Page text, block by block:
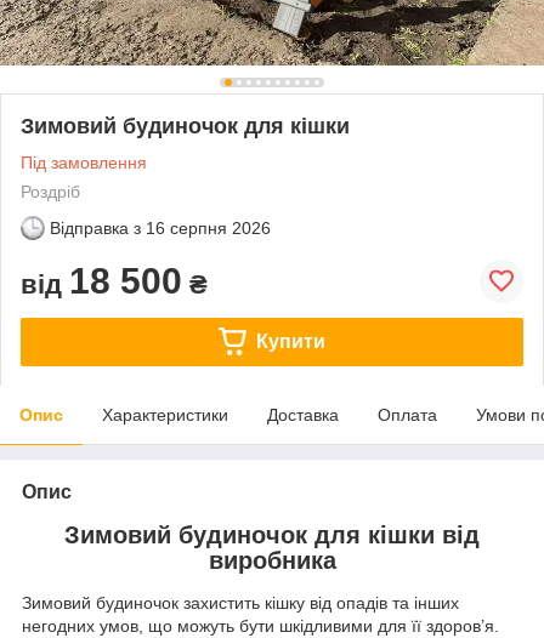
Зимовий будиночок для кішки
Під замовлення
Роздріб
Відправка з 16 серпня 2026
від 18 500 ₴
Купити
Опис Характеристики Доставка Оплата Умови
Опис
Зимовий будиночок для кішки від
виробника
Зимовий будиночок захистить кішку від опадів та інших
негодних умов, що можуть бути шкідливими для її здоров’я.